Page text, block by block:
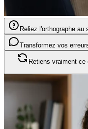
Reliez l'orthographe au
Transformez vos
Retiens vraiment ce